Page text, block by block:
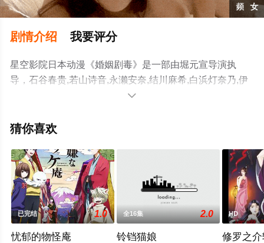
剧情介绍 我要评分
星空影院日本动漫《婚姻剧毒》是一部由堀元宣导演执
导，石谷春贵,若山诗音,永濑安奈,结川麻希,白浜灯奈乃,伊
濑茉莉也,齐藤壮马,土屋神叶,白石晴香,祐仙勇等演员精彩
费观看高清无删减完整版动漫全集就上星空电影网，更多
解。

猜你喜欢
已完结 1.0
忧郁的物怪庵
全16集 2.0
铃铛猫娘
HD
修罗之